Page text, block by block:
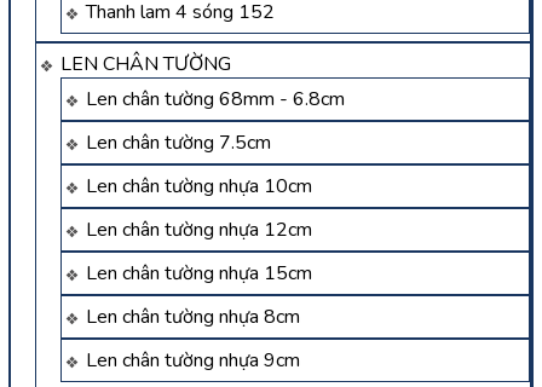
Thanh lam 4 sóng 152
LEN CHÂN TƯỜNG
Len chân tường 68mm - 6.8cm
Len chân tường 7.5cm
Len chân tường nhựa 10cm
Len chân tường nhựa 12cm
Len chân tường nhựa 15cm
Len chân tường nhựa 8cm
Len chân tường nhựa 9cm